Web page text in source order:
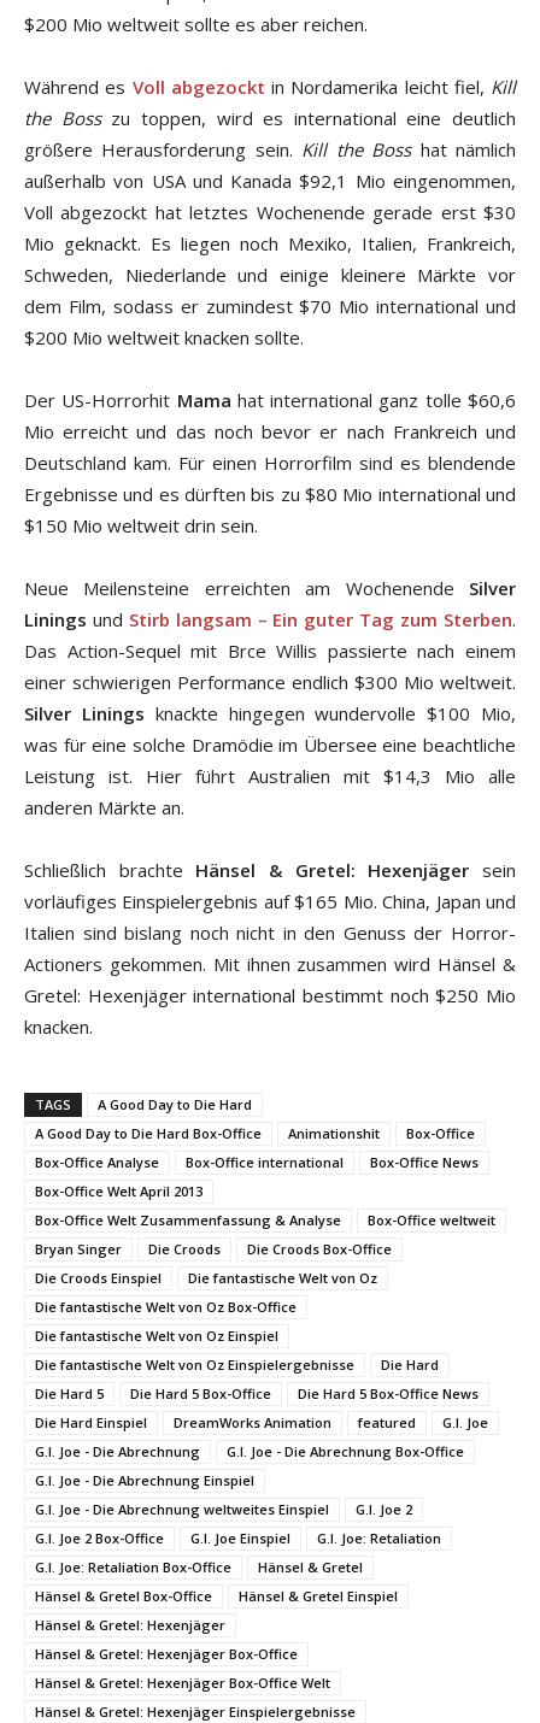
$200 Mio weltweit sollte es aber reichen.
Während es Voll abgezockt in Nordamerika leicht fiel, Kill
the Bosszu toppen, wird es international eine deutlich
größere Herausforderung sein. Kill the Bosshat nämlich
außerhalb von USA und Kanada $92,1 Mio eingenommen,
Voll abgezockt hat letztes Wochenende gerade erst $30
Mio geknackt. Es liegen noch Mexiko, Italien, Frankreich,
Schweden, Niederlande und einige kleinere Märkte vor
dem Film, sodass er zumindest $70 Mio international und
$200 Mio weltweit knacken sollte.
Der US-Horrorhit Mama hat international ganz tolle $60,6
Mio erreicht und das noch bevor er nach Frankreich und
Deutschland kam. Für einen Horrorfilm sind es blendende
Ergebnisse und es dürften bis zu $80 Mio international und
$150 Mio weltweit drin sein.
Neue Meilensteine erreichten am Wochenende Silver
Linings und Stirb langsam – Ein guter Tag zum Sterben.
Das Action-Sequel mit Brce Willis passierte nach einem
einer schwierigen Performance endlich $300 Mio weltweit.
Silver Linings knackte hingegen wundervolle $100 Mio,
was für eine solche Dramödie im Übersee eine beachtliche
Leistung ist. Hier führt Australien mit $14,3 Mio alle
anderen Märkte an.
Schließlich brachte Hänsel & Gretel: Hexenjäger sein
vorläufiges Einspielergebnis auf $165 Mio. China, Japan und
Italien sind bislang noch nicht in den Genuss der Horror-
Actioners gekommen. Mit ihnen zusammen wird Hänsel &
Gretel: Hexenjäger international bestimmt noch $250 Mio
knacken.
TAGS
A Good Day to Die Hard
A Good Day to Die Hard Box-Office
Animationshit
Box-Office
Box-Office Analyse
Box-Office international
Box-Office News
Box-Office Welt April 2013
Box-Office Welt Zusammenfassung & Analyse
Box-Office weltweit
Bryan Singer
Die Croods
Die Croods Box-Office
Die Croods Einspiel
Die fantastische Welt von Oz
Die fantastische Welt von Oz Box-Office
Die fantastische Welt von Oz Einspiel
Die fantastische Welt von Oz Einspielergebnisse
Die Hard
Die Hard 5
Die Hard 5 Box-Office
Die Hard 5 Box-Office News
Die Hard Einspiel
DreamWorks Animation featured
G.I. Joe
G.I. Joe - Die Abrechnung
G.I. Joe - Die Abrechnung Box-Office
G.I. Joe - Die Abrechnung Einspiel
G.I. Joe - Die Abrechnung weltweites Einspiel
G.I. Joe 2
G.I. Joe 2 Box-Office
G.I. Joe Einspiel
G.I. Joe: Retaliation
G.I. Joe: Retaliation Box-Office
Hänsel & Gretel
Hänsel & Gretel Box-Office
Hänsel & Gretel Einspiel
Hänsel & Gretel: Hexenjäger
Hänsel & Gretel: Hexenjäger Box-Office
Hänsel & Gretel: Hexenjäger Box-Office Welt
Hänsel & Gretel: Hexenjäger Einspielergebnisse